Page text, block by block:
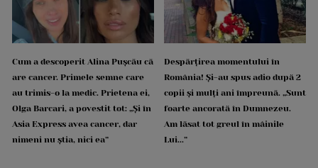
Cum a descoperit Alina Pușcău că
are cancer. Primele semne care
au trimis-o la medic. Prietena ei,
Olga Barcari, a povestit tot: „Și în
Asia Express avea cancer, dar
nimeni nu știa, nici ea”
Despărțirea momentului în
România! Și-au spus adio după 2
copii și mulți ani împreună. „Sunt
foarte ancorată în Dumnezeu.
Am lăsat tot greul în mâinile
Lui...”